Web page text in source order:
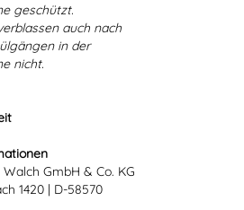
geschützt.
auch nach
in der
nicht.
GmbH & Co. KG
1420 | D-58570